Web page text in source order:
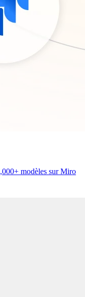
modèles sur Miro